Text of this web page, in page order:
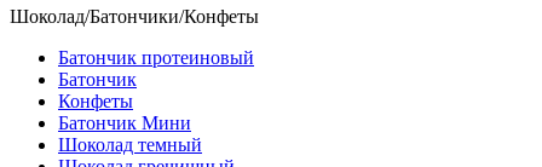
Шоколад/Батончики/Конфеты
Батончик протеиновый
Батончик
Конфеты
Батончик Мини
Шоколад темный